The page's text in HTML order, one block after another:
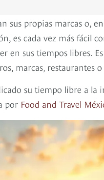
sus propias marcas o,
es cada vez más fácil
en sus tiempos libres.
marcas, restaurantes
su tiempo libre a la
por Food and Travel